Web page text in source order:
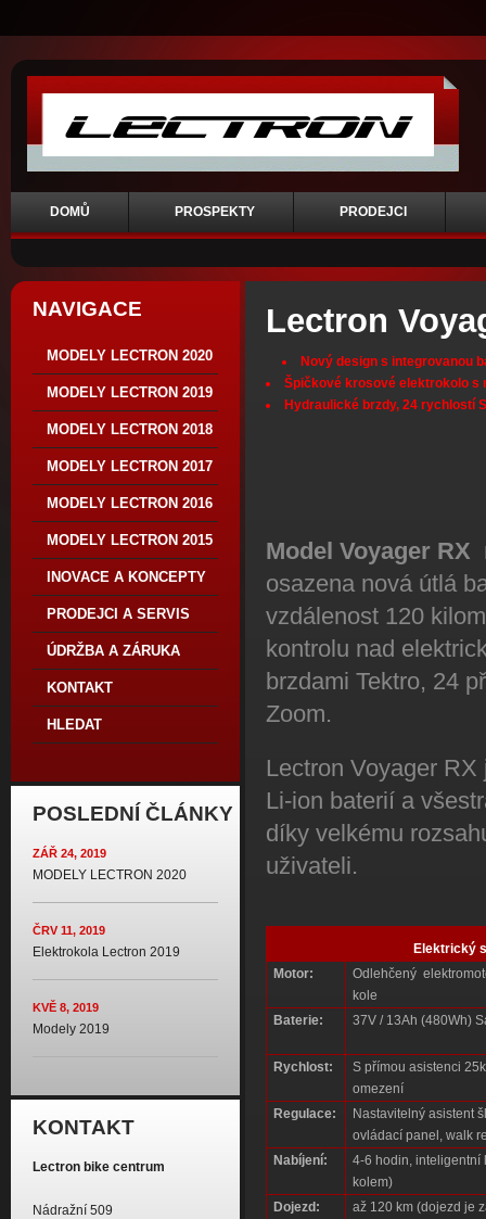
DOMŮ PROSPEKTY PRODEJCI
NAVIGACE
MODELY LECTRON 2020
MODELY LECTRON 2019
MODELY LECTRON 2018
MODELY LECTRON 2017
MODELY LECTRON 2016
MODELY LECTRON 2015
INOVACE A KONCEPTY
PRODEJCI A SERVIS
ÚDRŽBA A ZÁRUKA
KONTAKT
HLEDAT
POSLEDNÍ ČLÁNKY
ZÁŘ 24, 2019
MODELY LECTRON 2020
ČRV 11, 2019
Elektrokola Lectron 2019
KVĚ 8, 2019
Modely 2019
KONTAKT
Lectron bike centrum
Nádražní 509
Lectron
Nový design s integrovanou
Špičkové krosové elektrokolo s
Hydraulické brzdy, 24 rychlostí
Model Voyager RX
osazena nová útlá
vzdálenost 120
kontrolu nad
brzdami Tektro, 24
Zoom.
Lectron Voyager
Li-ion baterií a
díky velkému
uživateli.
Elektrický
Motor:
Odlehčený
kole
Baterie:
37V / 13Ah (480Wh)
Rychlost:
S přímou asistenci
omezení
Regulace:
Nastavitelný asistent
ovládací panel, walk
Nabíjení:
4-6 hodin, inteligentní
kolem)
Dojezd:
až 120 km (dojezd je